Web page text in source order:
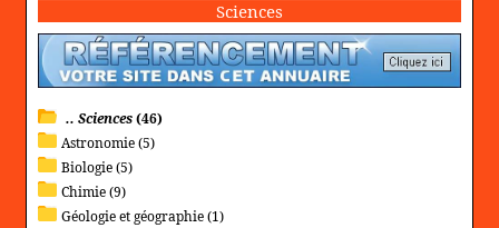
Sciences
.. Sciences(46)
Astronomie (5)
Biologie (5)
Chimie (9)
Géologie et géographie (1)